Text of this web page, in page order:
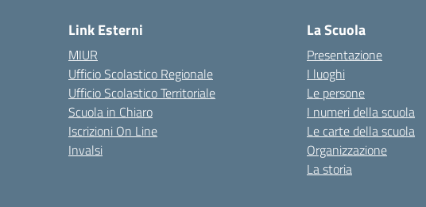
Link Esterni
MIUR
Ufficio Scolastico Regionale
Ufficio Scolastico Territoriale
Scuola in Chiaro
Iscrizioni On Line
Invalsi
La Scuola
Presentazione
I luoghi
Le persone
I numeri della scuola
Le carte della scuola
Organizzazione
La storia